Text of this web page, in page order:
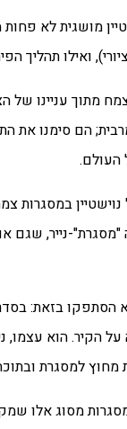
מושגית לא
ואילו תהליך
מתוך עניינו של
הם סימנו את
העולם.
"מסגרת"-נייר,
על הקיר. הוא
מחוץ למסגרת
מסוג אלו